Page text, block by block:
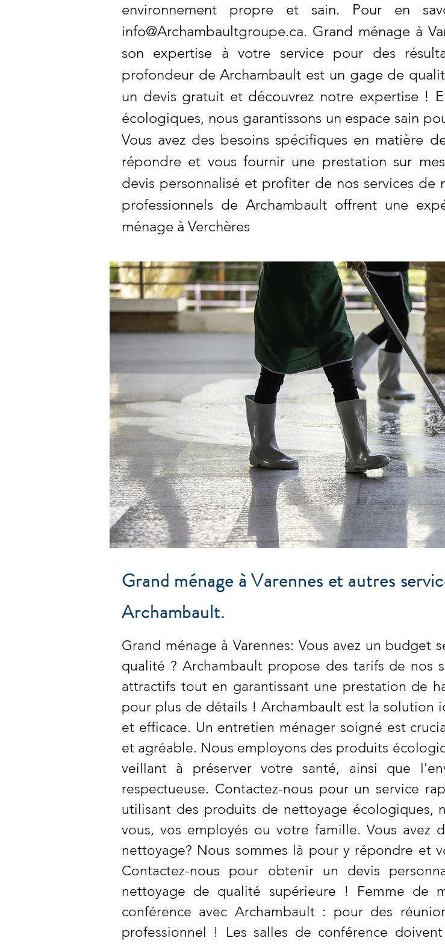
environnement propre et sain. Pour en
info@Archambaultgroupe.ca. Grand ménage à
son expertise à votre service pour des
profondeur de Archambault est un gage de
un devis gratuit et découvrez notre expertise !
écologiques, nous garantissons un espace sain
Vous avez des besoins spécifiques en matière
répondre et vous fournir une prestation sur
devis personnalisé et profiter de nos services
professionnels de Archambault offrent une
ménage à Verchères
Grand ménage à Varennes et autres
Archambault.
Grand ménage à Varennes: Vous avez un budget
qualité ? Archambault propose des tarifs de nos
attractifs tout en garantissant une prestation de
pour plus de détails ! Archambault est la solution
et efficace. Un entretien ménager soigné est
et agréable. Nous employons des produits
veillant à préserver votre santé, ainsi que
respectueuse. Contactez-nous pour un service
utilisant des produits de nettoyage écologiques,
vous, vos employés ou votre famille. Vous avez
nettoyage? Nous sommes là pour y répondre et
Contactez-nous pour obtenir un devis
nettoyage de qualité supérieure ! Femme de
conférence avec Archambault : pour des
professionnel ! Les salles de conférence